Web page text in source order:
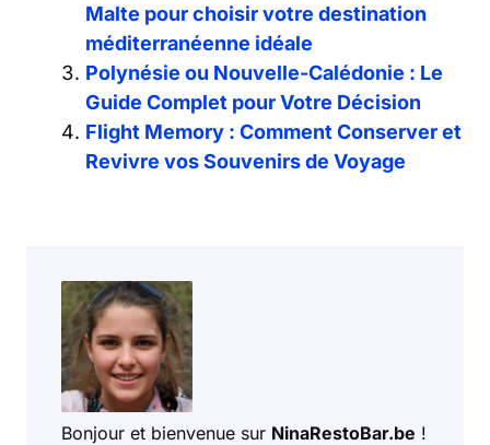
Malte pour choisir votre destination
méditerranéenne idéale
Polynésie ou Nouvelle-Calédonie : Le
Guide Complet pour Votre Décision
Flight Memory : Comment Conserver et
Revivre vos Souvenirs de Voyage
Bonjour et bienvenue sur NinaRestoBar.be !